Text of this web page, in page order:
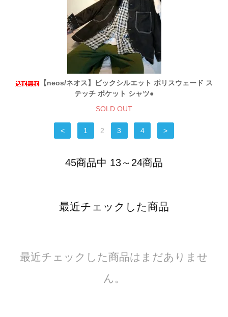
【neos/ネオス】ビックシルエット ポリスウェード ス
テッチ ポケット シャツ●
SOLD OUT
< 1 2 3 4 >
45商品中 13～24商品
最近チェックした商品
最近チェックした商品はまだありませ
ん。